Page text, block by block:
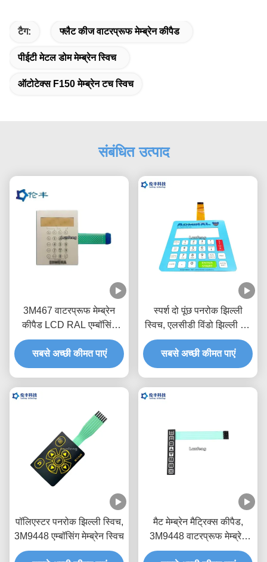
टैग: फ्लैट कीज वाटरप्रूफ मेम्ब्रेन कीपैड
पीईटी मेटल डोम मेम्ब्रेन स्विच
ऑटोटेक्स F150 मेम्ब्रेन टच स्विच
संबंधित उत्पाद
3M467 वाटरप्रूफ मेम्ब्रेन
कीपैड LCD RAL एम्बॉसिंग
मेम्ब्रेन स्विच
सबसे अच्छी कीमत पाएं
स्पर्श दो पूंछ पनरोक झिल्ली
स्विच, एलसीडी विंडो झिल्ली टच
स्विच
सबसे अच्छी कीमत पाएं
पॉलिएस्टर पनरोक झिल्ली स्विच,
3M9448 एम्बॉसिंग मेम्ब्रेन स्विच
मैट मेम्ब्रेन मैट्रिक्स कीपैड,
3M9448 वाटरप्रूफ मेम्ब्रेन
कीपैड